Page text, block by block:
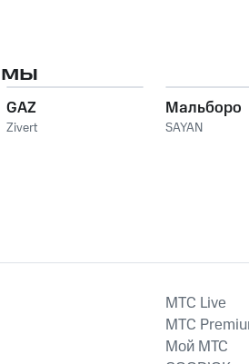
GAZ
Zivert
Мальборо
SAYAN
MTС Live
MTС
Мой МТС